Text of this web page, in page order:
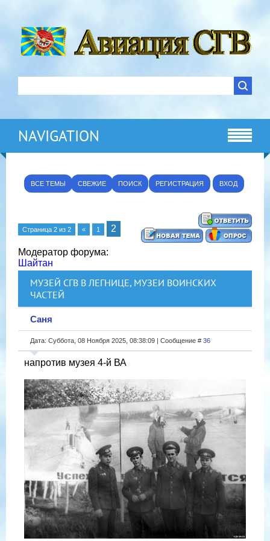
NAVIGATION
ВСЕ ТЕМЫ СВЕЖИЕ ПОИСК РЕГИСТРАЦИЯ ВХОД
Страница 2 из 2 « 1 2
Модератор форума:
Шайтан
МУЗЕЙ СГВ В ЛЕГНИЦЕ, МУЗЕИ ВОИНСКИХ
ЧАСТЕЙ
Саня
Дата: Суббота, 08 Ноября 2025, 08:38:09 | Сообщение # 36
напротив музея 4-й ВА